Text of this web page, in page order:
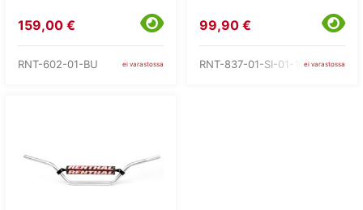
159,00 €
RNT-602-01-BU ei varastossa
99,90 €
RNT-837-01-SI-01-185ei varastossa